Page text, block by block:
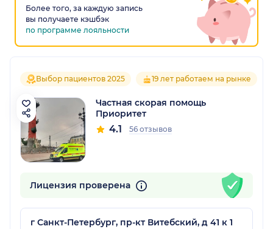
Более того, за каждую запись
вы получаете кэшбэк
по программе лояльности
Выбор пациентов 2025 19 лет работаем на рынке
Частная скорая помощь
Приоритет
4.1 56 отзывов
Лицензия проверена
г Санкт-Петербург, пр-кт Витебский, д 41 к 1